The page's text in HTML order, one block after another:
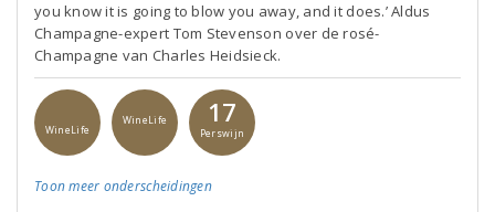
you know it is going to blow you away, and it does.’ Aldus
Champagne-expert Tom Stevenson over de rosé-
Champagne van Charles Heidsieck.
WineLife
WineLife 17
Perswijn
Toon meer onderscheidingen